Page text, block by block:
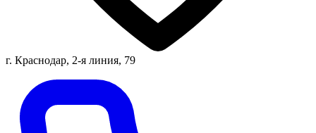
г. Краснодар, 2-я линия, 79